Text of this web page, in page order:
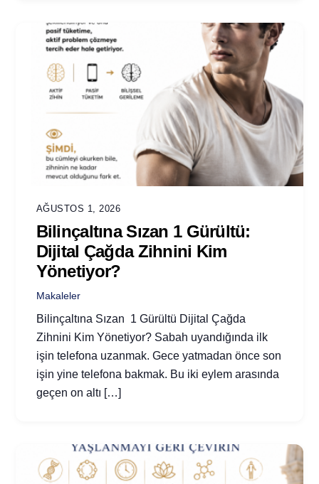
AĞUSTOS 1, 2026
Bilinçaltına Sızan 1 Gürültü:
Dijital Çağda Zihnini Kim
Yönetiyor?
Makaleler
Bilinçaltına Sızan 1 Gürültü Dijital Çağda
Zihnini Kim Yönetiyor? Sabah uyandığında ilk
işin telefona uzanmak. Gece yatmadan önce son
işin yine telefona bakmak. Bu iki eylem arasında
geçen on altı […]